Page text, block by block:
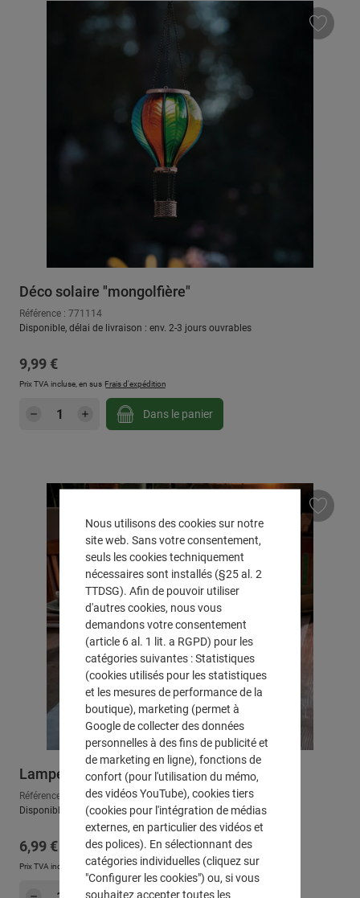
Déco solaire "mongolfière"
Référence : 771114
Disponible, délai de livraison : env. 2-3 jours ouvrables
Prix régulier :
9,99 €
Prix TVA incluse, en sus Frais d'expédition
Quantité de produit : Entrez la quantité
Dans le panier
Lampe de table solaire LED "Grey"
Référence : 771178
Disponible, délai de livraison : env. 2-3 jours ouvrables
Prix régulier :
6,99 €
Prix TVA incluse, en sus Frais d'expédition
Quantité de produit : Entrez la quantité
Nous utilisons des cookies sur notre
site web. Sans votre consentement,
seuls les cookies techniquement
nécessaires sont installés (§25 al. 2
TTDSG). Afin de pouvoir utiliser
d'autres cookies, nous vous
demandons votre consentement
(article 6 al. 1 lit. a RGPD) pour les
catégories suivantes : Statistiques
(cookies utilisés pour les statistiques
et les mesures de performance de la
boutique), marketing (permet à
Google de collecter des données
personnelles à des fins de publicité et
de marketing en ligne), fonctions de
confort (pour l'utilisation du mémo,
des vidéos YouTube), cookies tiers
(cookies pour l'intégration de médias
externes, en particulier des vidéos et
des polices). En sélectionnant des
catégories individuelles (cliquez sur
"Configurer les cookies") ou, si vous
souhaitez accepter toutes les